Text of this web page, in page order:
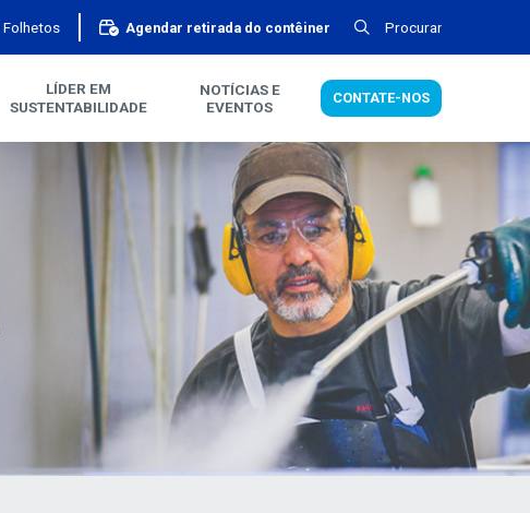
Folhetos Agendar retirada do contêiner Procurar
LÍDER EM
SUSTENTABILIDADE
NOTÍCIAS E
EVENTOS
CONTATE-NOS